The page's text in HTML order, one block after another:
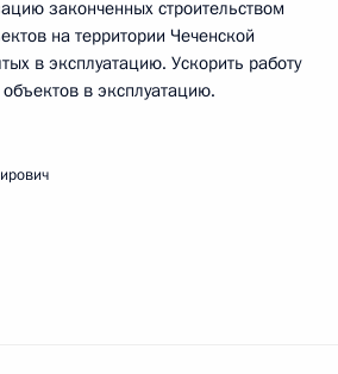
законченных строительством
на территории Чеченской
в эксплуатацию. Ускорить работу
в эксплуатацию.